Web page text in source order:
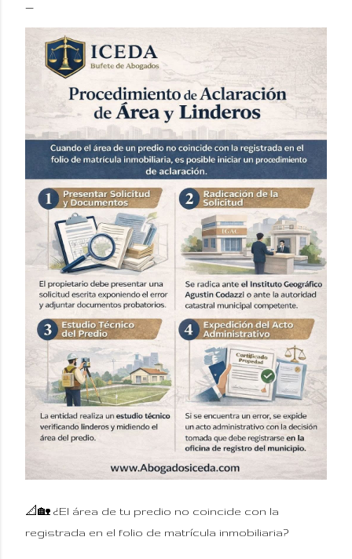
📐🏡 ¿El área de tu predio no coincide con la
registrada en el folio de matrícula inmobiliaria?